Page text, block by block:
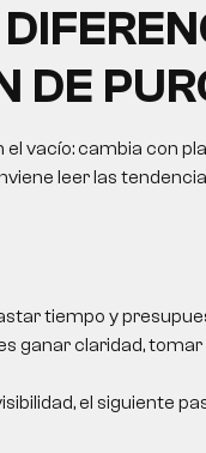
DE
vacío: cambia con
leer las
tiempo y
ganar claridad,
el siguiente